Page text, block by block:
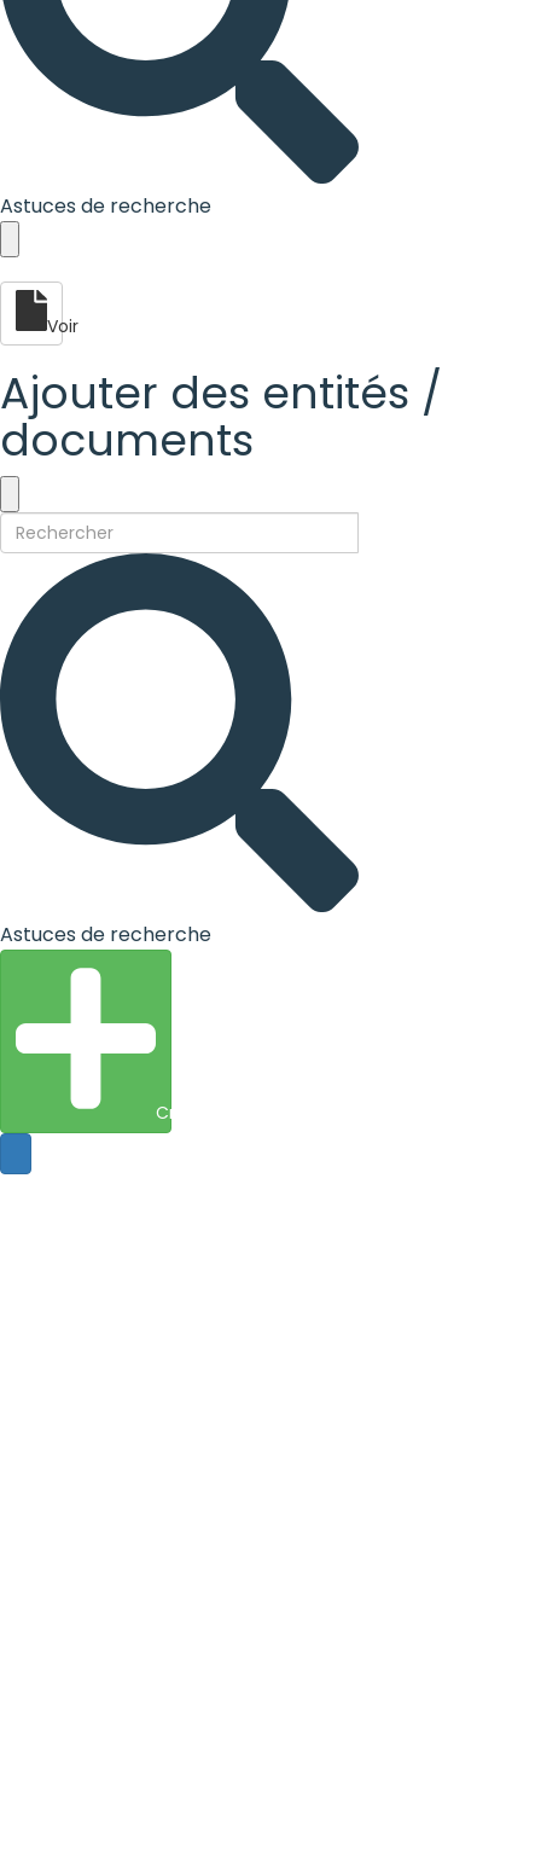
Astuces de recherche
Voir
Ajouter des entités /
documents
Astuces de recherche
Créer une entité